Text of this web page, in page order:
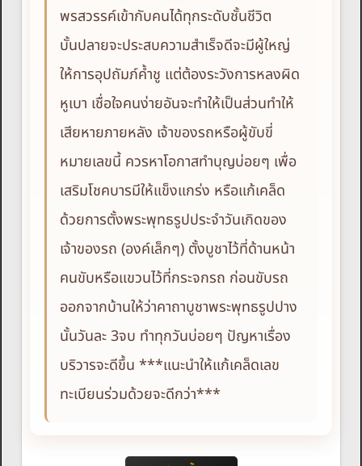
พรสวรรค์เข้ากับคนได้ทุกระดับชั้นชีวิต
บั้นปลายจะประสบความสำเร็จดีจะมีผู้ใหญ่
ให้การอุปถัมภ์ค้ำชู แต่ต้องระวังการหลงผิด
หูเบา เชื่อใจคนง่ายอันจะทำให้เป็นส่วนทำให้
เสียหายภายหลัง เจ้าของรถหรือผู้ขับขี่
หมายเลขนี้ ควรหาโอกาสทำบุญบ่อยๆ เพื่อ
เสริมโชคบารมีให้แข็งแกร่ง หรือแก้เคล็ด
ด้วยการตั้งพระพุทธรูปประจำวันเกิดของ
เจ้าของรถ (องค์เล็กๆ) ตั้งบูชาไว้ที่ด้านหน้า
คนขับหรือแขวนไว้ที่กระจกรถ ก่อนขับรถ
ออกจากบ้านให้ว่าคาถาบูชาพระพุทธรูปปาง
นั้นวันละ 3จบ ทำทุกวันบ่อยๆ ปัญหาเรื่อง
บริวารจะดีขึ้น ***แนะนำให้แก้เคล็ดเลข
ทะเบียนร่วมด้วยจะดีกว่า***